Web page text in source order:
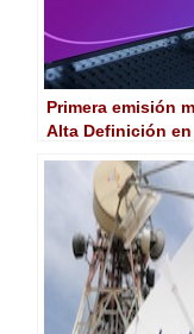
Primera emisión
Alta Definición en